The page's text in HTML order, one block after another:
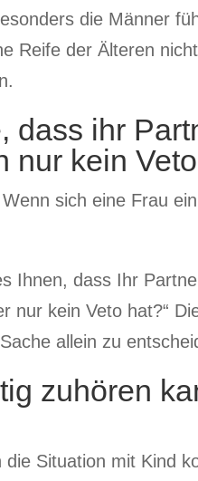
die Männer
Reife der Älteren
dass ihr
nur kein
sich eine Frau
Ihnen, dass Ihr
nur kein Veto hat?“
allein zu
zuhören
Situation mit Kind